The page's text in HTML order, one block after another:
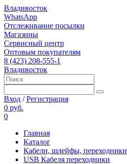
Владивосток
WhatsApp
Отслеживание посылки
Магазины
Сервисный центр
Оптовым покупателям
8 (423) 208-555-1
Владивосток
Вход /Регистрация
0 руб.
0
Главная
Каталог
Кабели, шлейфы, переходники
USB Кабеля переходники